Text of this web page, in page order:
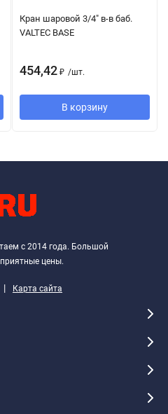
Кран шаровой 3/4" в-в баб.
VALTEC BASE
454,42 ₽ /шт.
В корзину
с 2014 года. Большой
цены.
| Карта сайта